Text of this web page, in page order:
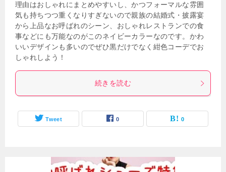
理由はおしゃれにまとめやすいし、かつフォーマルな雰囲
気も持ちつつ重くなりすぎないので親族の結婚式・披露宴
から上品なお呼ばれのシーン、おしゃれレストランでの食
事などにも万能なのがこのネイビーカラーなのです。かわ
いいデザインも多いのでぜひ黒だけでなく紺色コーデでお
しゃれしよう！
続きを読む
Tweet 0 0